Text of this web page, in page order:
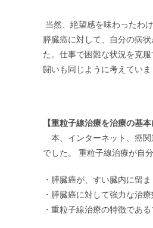
当然、絶望感を味わったわ
膵臓癌に対して、自分の病
た。仕事で困難な状況を克
闘いも同じように考えていま
【重粒子線治療を治療の基
本、インターネット、癌
でした。 重粒子線治療が自
・膵臓癌が、すい臓内に留
・膵臓癌に対して強力な治
・重粒子線治療の特徴であ